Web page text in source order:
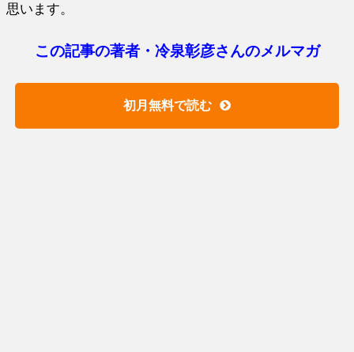
思います。
この記事の著者・冷泉彰彦さんのメルマガ
初月無料で読む